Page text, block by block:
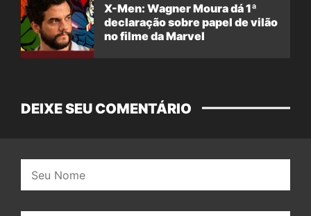
X-Men: Wagner Moura dá 1ª
declaração sobre papel de vilão
no filme da Marvel
DEIXE SEU COMENTÁRIO